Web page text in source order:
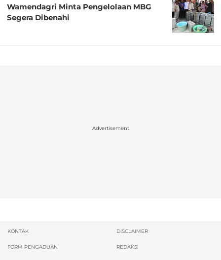
Wamendagri Minta Pengelolaan MBG
Segera Dibenahi
Advertisement
KONTAK DISCLAIMER
FORM PENGADUAN REDAKSI